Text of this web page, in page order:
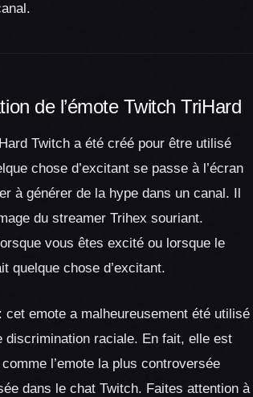
de l’émote Twitch TriHard
Twitch a été créé pour être utilisé
chose d’excitant se passe à l’écran
à générer de la hype dans un canal. Il
du streamer Trihex souriant.
vous êtes excité ou lorsque le
quelque chose d’excitant.
cet emote a malheureusement été utilisé
discrimination raciale. En fait, elle est
l’emote la plus controversée
dans le chat Twitch. Faites attention à